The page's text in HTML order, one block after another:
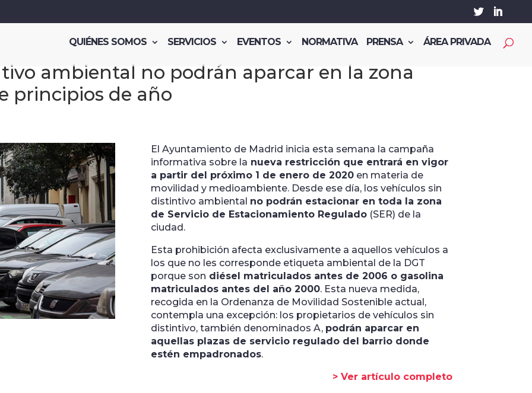
QUIÉNES SOMOS SERVICIOS EVENTOS NORMATIVA PRENSA ÁREA PRIVADA
ambiental no podrán aparcar en la zona
principios de año
El Ayuntamiento de Madrid inicia esta semana la campaña
informativa sobre la nueva restricción que entrará en vigor
a partir del próximo 1 de enero de 2020en materia de
movilidad y medioambiente. Desde ese día, los vehículos sin
distintivo ambiental no podrán estacionar en toda la zona
de Servicio de Estacionamiento Regulado(SER) de la
ciudad.
Esta prohibición afecta exclusivamente a aquellos vehículos a
los que no les corresponde etiqueta ambiental de la DGT
porque son diésel matriculados antes de 2006 o gasolina
matriculados antes del año 2000. Esta nueva medida,
recogida en la Ordenanza de Movilidad Sostenible actual,
contempla una excepción: los propietarios de vehículos sin
distintivo, también denominados A, podrán aparcar en
aquellas plazas de servicio regulado del barrio donde
estén empadronados.
> Ver artículo completo